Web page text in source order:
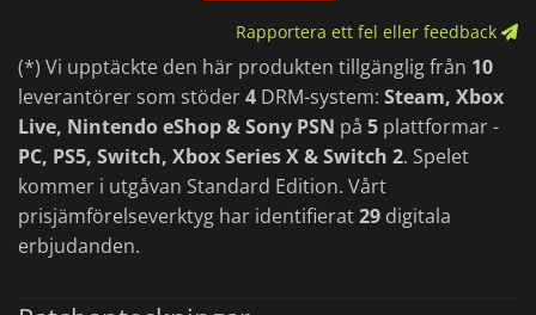
Rapportera ett fel eller feedback
(*) Vi upptäckte den här produkten tillgänglig från 10
leverantörer som stöder4 DRM-system: Steam, Xbox
Live, Nintendo eShop & Sony PSN på 5 plattformar -
PC, PS5, Switch, Xbox Series X & Switch 2. Spelet
kommer i utgåvan Standard Edition. Vårt
prisjämförelseverktyg har identifierat29 digitala
erbjudanden.